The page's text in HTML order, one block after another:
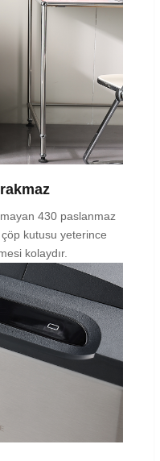
430 paslanmaz
kutusu yeterince
kolaydır.